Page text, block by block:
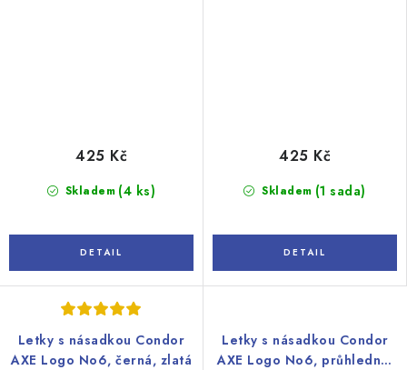
Skladem (4 ks)
425 Kč
Skladem (1 sada)
425 Kč
Letky s násadkou Condor
AXE Logo No6, černá, zlatá
Letky s násadkou Condor
AXE Logo No6, průhledné,